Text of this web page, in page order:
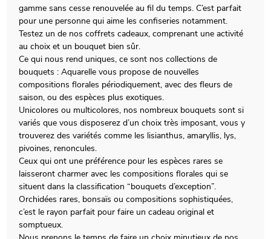
gamme sans cesse renouvelée au fil du temps. C’est parfait
pour une personne qui aime les confiseries notamment.
Testez un de nos coffrets cadeaux, comprenant une activité
au choix et un bouquet bien sûr.
Ce qui nous rend uniques, ce sont nos collections de
bouquets : Aquarelle vous propose de nouvelles
compositions florales périodiquement, avec des fleurs de
saison, ou des espèces plus exotiques.
Unicolores ou multicolores, nos nombreux bouquets sont si
variés que vous disposerez d’un choix très imposant, vous y
trouverez des variétés comme les lisianthus, amaryllis, lys,
pivoines, renoncules.
Ceux qui ont une préférence pour les espèces rares se
laisseront charmer avec les compositions florales qui se
situent dans la classification “bouquets d’exception”.
Orchidées rares, bonsaïs ou compositions sophistiquées,
c’est le rayon parfait pour faire un cadeau original et
somptueux.